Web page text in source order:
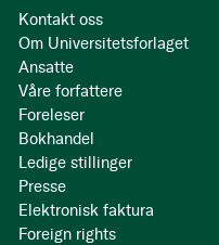
Kontakt oss
Om Universitetsforlaget
Ansatte
Våre forfattere
Foreleser
Bokhandel
Ledige stillinger
Presse
Elektronisk faktura
Foreign rights